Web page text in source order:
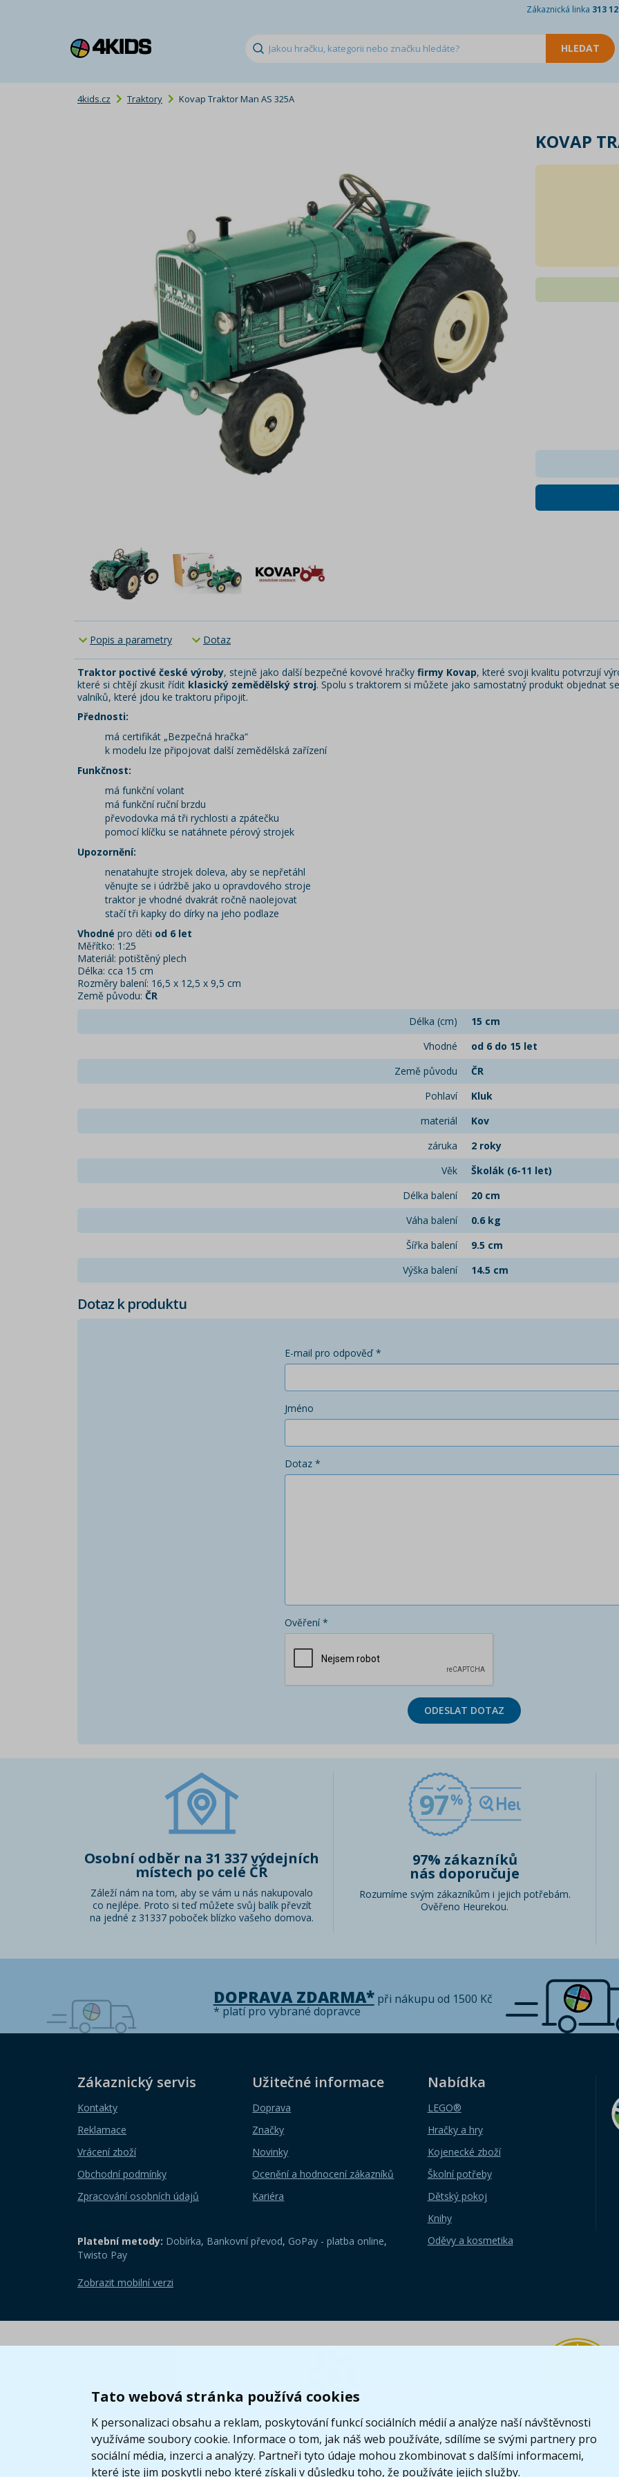
Tato webová stránka používá cookies
K personalizaci obsahu a reklam, poskytování funkcí sociálních médií a analýze naší návštěvnosti
využíváme soubory cookie. Informace o tom, jak náš web používáte, sdílíme se svými partnery pro
sociální média, inzerci a analýzy. Partneři tyto údaje mohou zkombinovat s dalšími informacemi,
které jste jim poskytli nebo které získali v důsledku toho, že používáte jejich služby.
Zákaznická linka 313
4kids.cz Traktory Kovap Traktor Man AS 325A
KOVAP
Popis a parametry Dotaz
Traktor poctivé české výroby, stejně jako další bezpečné kovové hračky firmy Kovap, které svoji kvalitu potvrzují
které si chtějí zkusit řídit klasický zemědělský stroj. Spolu s traktorem si můžete jako samostatný produkt objednat
valníků, které jdou ke traktoru připojit.
Přednosti:
má certifikát „Bezpečná hračka“
k modelu lze připojovat další zemědělská zařízení
Funkčnost:
má funkční volant
má funkční ruční brzdu
převodovka má tři rychlosti a zpátečku
pomocí klíčku se natáhnete pérový strojek
Upozornění:
nenatahujte strojek doleva, aby se nepřetáhl
věnujte se i údržbě jako u opravdového stroje
traktor je vhodné dvakrát ročně naolejovat
stačí tři kapky do dírky na jeho podlaze
Vhodné pro děti od 6 let
Měřítko: 1:25
Materiál: potištěný plech
Délka: cca 15 cm
Rozměry balení: 16,5 x 12,5 x 9,5 cm
Země původu: ČR
Délka (cm)
15 cm
Vhodné
od 6 do 15 let
Země původu
ČR
Pohlaví
Kluk
materiál
Kov
záruka
2 roky
Věk
Školák (6-11 let)
Délka balení
20 cm
Váha balení
0.6 kg
Šířka balení
9.5 cm
Výška balení
14.5 cm
Dotaz k produktu
E-mail pro odpověď *
Jméno
Dotaz *
Ověření *
ODESLAT DOTAZ
Osobní odběr na 31 337 výdejních
místech po celé ČR
Záleží nám na tom, aby se vám u nás nakupovalo
co nejlépe. Proto si teď můžete svůj balík převzít
na jedné z 31337 poboček blízko vašeho domova.
97
97% zákazníků
nás doporučuje
Rozumíme svým zákazníkům i jejich potřebám.
Ověřeno Heurekou.
DOPRAVA ZDARMA*při nákupu od 1500 Kč
* platí pro vybrané dopravce
Zákaznický servis
Kontakty
Reklamace
Vrácení zboží
Obchodní podmínky
Zpracování osobních údajů
Užitečné informace
Doprava
Značky
Novinky
Ocenění a hodnocení zákazníků
Kariéra
Nabídka
LEGO®
Hračky a hry
Kojenecké zboží
Školní potřeby
Dětský pokoj
Knihy
Oděvy a kosmetika
Platební metody: Dobírka, Bankovní převod, GoPay - platba online,
Twisto Pay
Zobrazit mobilní verzi